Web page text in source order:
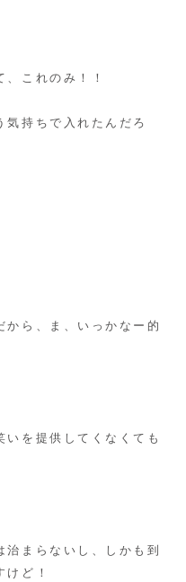
これのみ！！
気持ちで入れたんだろ
から、ま、いっかなー的
いを提供してくなくても
まらないし、しかも到
ど！